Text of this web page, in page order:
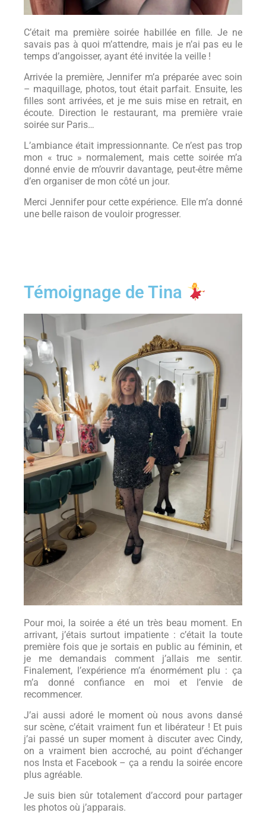
C’était ma première soirée habillée en fille. Je ne
savais pas à quoi m’attendre, mais je n’ai pas eu le
temps d’angoisser, ayant été invitée la veille !
Arrivée la première, Jennifer m’a préparée avec soin
– maquillage, photos, tout était parfait. Ensuite, les
filles sont arrivées, et je me suis mise en retrait, en
écoute. Direction le restaurant, ma première vraie
soirée sur Paris…
L’ambiance était impressionnante. Ce n’est pas trop
mon « truc » normalement, mais cette soirée m’a
donné envie de m’ouvrir davantage, peut-être même
d’en organiser de mon côté un jour.
Merci Jennifer pour cette expérience. Elle m’a donné
une belle raison de vouloir progresser.
Témoignage de Tina
Pour moi, la soirée a été un très beau moment. En
arrivant, j’étais surtout impatiente : c’était la toute
première fois que je sortais en public au féminin, et
je me demandais comment j’allais me sentir.
Finalement, l’expérience m’a énormément plu : ça
m’a donné confiance en moi et l’envie de
recommencer.
J’ai aussi adoré le moment où nous avons dansé
sur scène, c’était vraiment fun et libérateur ! Et puis
j’ai passé un super moment à discuter avec Cindy,
on a vraiment bien accroché, au point d’échanger
nos Insta et Facebook – ça a rendu la soirée encore
plus agréable.
Je suis bien sûr totalement d’accord pour partager
les photos où j’apparais.